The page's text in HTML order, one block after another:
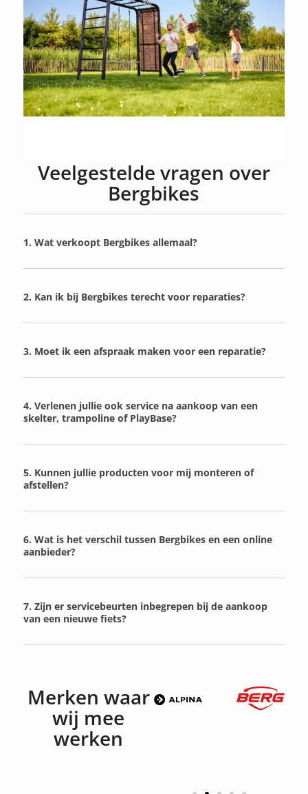
Veelgestelde vragen over
Bergbikes
1. Wat verkoopt Bergbikes allemaal?
2. Kan ik bij Bergbikes terecht voor reparaties?
3. Moet ik een afspraak maken voor een reparatie?
4. Verlenen jullie ook service na aankoop van een
skelter, trampoline of PlayBase?
5. Kunnen jullie producten voor mij monteren of
afstellen?
6. Wat is het verschil tussen Bergbikes en een online
aanbieder?
7. Zijn er servicebeurten inbegrepen bij de aankoop
van een nieuwe fiets?
Merken waar
wij mee
werken